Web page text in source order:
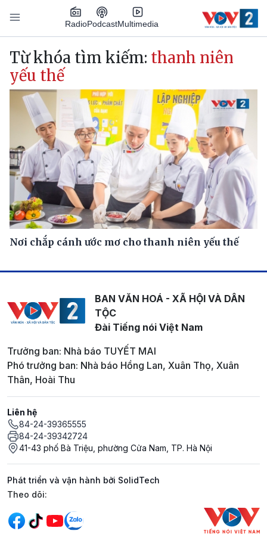
Nhảy đến nội dung
RadioPodcastMultimedia
Main navigation
Từ khóa tìm kiếm: thanh niên
yếu thế
Nơi chắp cánh ước mơ cho thanh niên yếu thế
BAN VĂN HOÁ - XÃ HỘI VÀ DÂN
TỘC
Đài Tiếng nói Việt Nam
Trưởng ban: Nhà báo TUYẾT MAI
Phó trưởng ban: Nhà báo Hồng Lan, Xuân Thọ, Xuân
Thân, Hoài Thu
Liên hệ
84-24-39365555
84-24-39342724
41-43 phố Bà Triệu, phường Cửa Nam, TP. Hà Nội
Phát triển và vận hành bởi SolidTech
Mạng xã hội
Theo dõi: